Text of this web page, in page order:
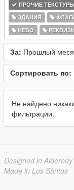
ПРОЧИЕ ТЕКСТУРЫ
ЗДАНИЯ
НЕБО
За: Прошлый
Сортировать по:
Не найдено
фильтрации.
Designed in Alderney
Made in Los Santos